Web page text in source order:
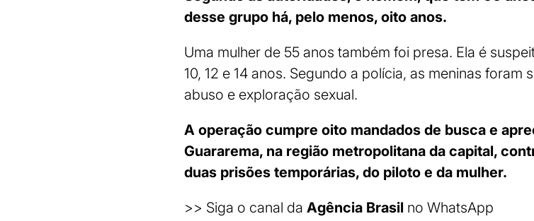
desse grupo há, pelo menos, oito anos.
Uma mulher de 55 anos também foi presa. Ela é
10, 12 e 14 anos. Segundo a polícia, as meninas
abuso e exploração sexual.
A operação cumpre oito mandados de busca e
Guararema, na região metropolitana da capital,
duas prisões temporárias, do piloto e da mulher.
>> Siga o canal da Agência Brasil no WhatsApp